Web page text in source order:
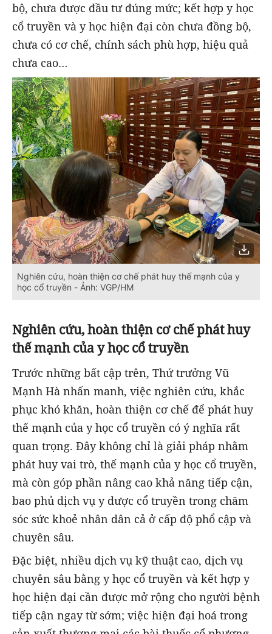
bộ, chưa được đầu tư đúng mức; kết hợp y học
cổ truyền và y học hiện đại còn chưa đồng bộ,
chưa có cơ chế, chính sách phù hợp, hiệu quả
chưa cao…
Nghiên cứu, hoàn thiện cơ chế phát huy thế mạnh của y
học cổ truyền - Ảnh: VGP/HM
Nghiên cứu, hoàn thiện cơ chế phát huy
thế mạnh của y học cổ truyền
Trước những bất cập trên, Thứ trưởng Vũ
Mạnh Hà nhấn manh, việc nghiên cứu, khắc
phục khó khăn, hoàn thiện cơ chế để phát huy
thế mạnh của y học cổ truyền có ý nghĩa rất
quan trọng. Đây không chỉ là giải pháp nhằm
phát huy vai trò, thế mạnh của y học cổ truyền,
mà còn góp phần nâng cao khả năng tiếp cận,
bao phủ dịch vụ y dược cổ truyền trong chăm
sóc sức khoẻ nhân dân cả ở cấp độ phổ cập và
chuyên sâu.
Đặc biệt, nhiều dịch vụ kỹ thuật cao, dịch vụ
chuyên sâu bằng y học cổ truyền và kết hợp y
học hiện đại cần được mở rộng cho người bệnh
tiếp cận ngay từ sớm; việc hiện đại hoá trong